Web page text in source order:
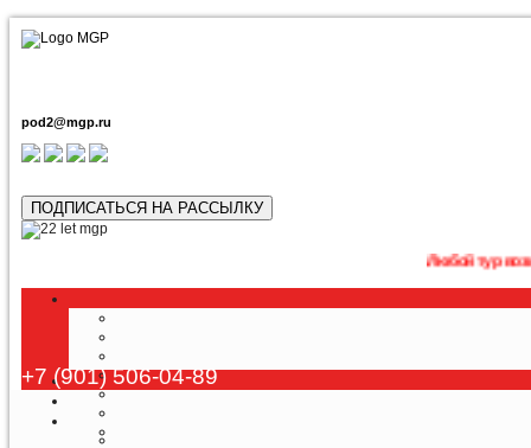
pod2@mgp.ru
ПОДПИСАТЬСЯ НА РАССЫЛКУ
Любой тур возможно
+7 (901) 506-04-89